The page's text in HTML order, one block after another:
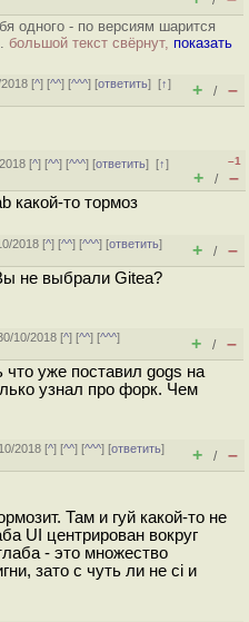
одного - по версиям шарится
большой текст свёрнут, показать
[^] [^^] [^^^] [ответить][↑]
+ / –
[^] [^^] [^^^] [ответить][↑]
–1
+ / –
какой-то тормоз
2018 [^] [^^] [^^^] [ответить]
+ / –
не выбрали Gitea?
10/2018 [^] [^^] [^^^]
+ / –
что уже поставил gogs на
узнал про форк. Чем
2018 [^] [^^] [^^^] [ответить]
+ / –
Там и гуй какой-то не
UI центрирован вокруг
- это множество
зато с чуть ли не ci и